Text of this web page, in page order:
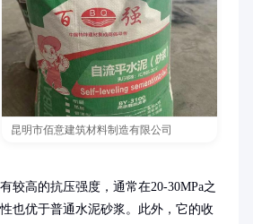
昆明市佰意建筑材料制造有限公司
较高的抗压强度，通常在20-30MPa之
也优于普通水泥砂浆。此外，它的收